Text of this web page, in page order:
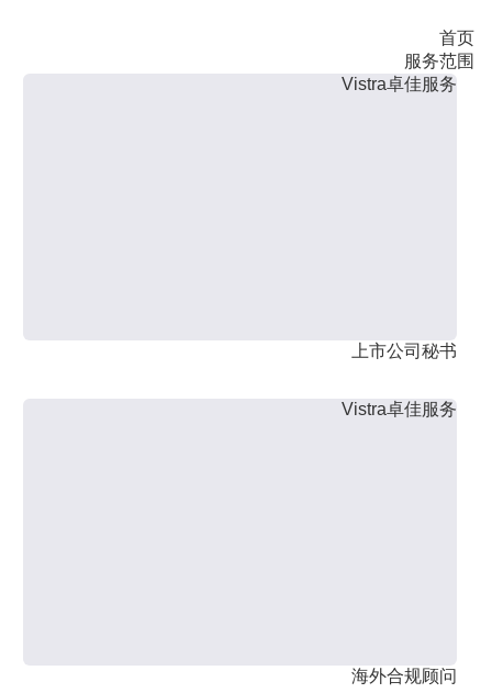
首页
服务范围
Vistra卓佳服务
上市公司秘书
Vistra卓佳服务
海外合规顾问